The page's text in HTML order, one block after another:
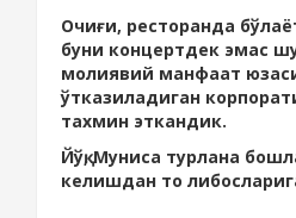
Очиғи, ресторанда
буни концертдек эмас
молиявий манфаат
ўтказиладиган
тахмин эткандик.
Йўқ, Муниса турлана
келишдан то